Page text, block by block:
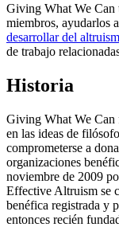
Giving What We Can
miembros, ayudarlos
desarrollar del
de trabajo
Historia
Giving What We Can
en las ideas de
comprometerse a
organizaciones
noviembre de 2009
Effective Altruism se
benéfica registrada y
entonces recién